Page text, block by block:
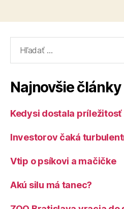
Najnovšie články
Kedysi dostala príležitosť
Investorov čaká
Vtip o psíkovi a mačičke
Akú silu má tanec?